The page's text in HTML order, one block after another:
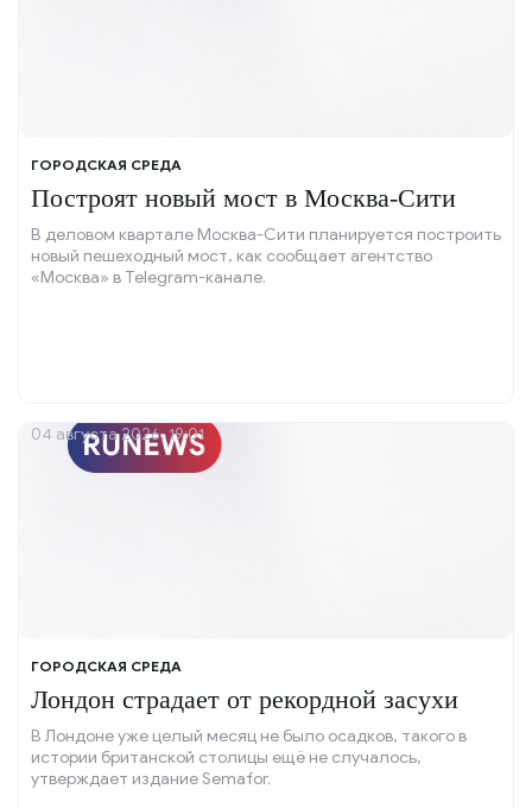
ГОРОДСКАЯ СРЕДА
Построят новый мост в Москва-Сити
В деловом квартале Москва-Сити планируется построить
новый пешеходный мост, как сообщает агентство
«Москва» в Telegram-канале.
ГОРОДСКАЯ СРЕДА
Лондон страдает от рекордной засухи
В Лондоне уже целый месяц не было осадков, такого в
истории британской столицы ещё не случалось,
утверждает издание Semafor.
04 августа 2026, 19:01